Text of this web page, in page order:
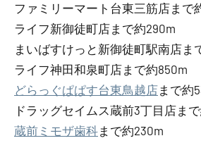
ファミリーマート台東三筋店まで
ライフ新御徒町店まで約290m
まいばすけっと新御徒町駅南店ま
ライフ神田和泉町店まで約850m
どらっぐぱぱす台東鳥越店まで約
ドラッグセイムス蔵前3丁目店ま
蔵前ミモザ歯科まで約230m